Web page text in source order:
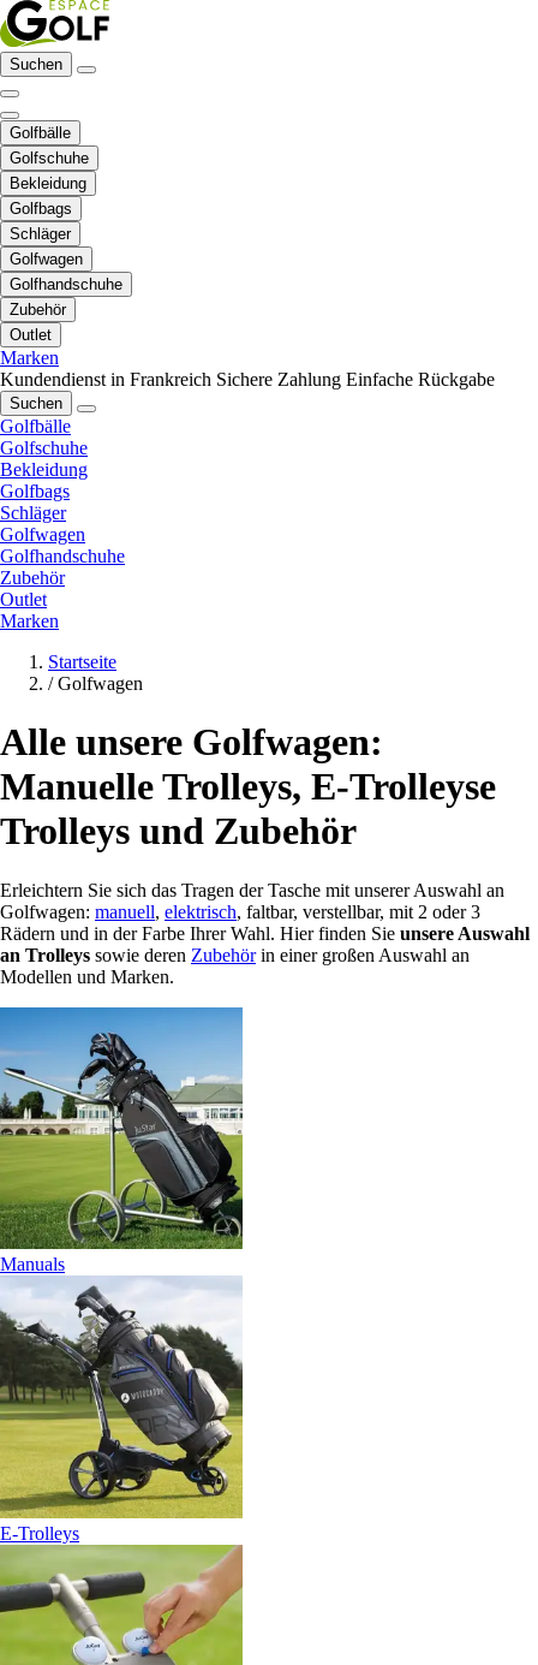
Suchen
Golfbälle
Golfschuhe
Bekleidung
Golfbags
Schläger
Golfwagen
Golfhandschuhe
Zubehör
Outlet
Marken
Kundendienst in Frankreich Sichere Zahlung Einfache Rückgabe
Suchen
Golfbälle
Golfschuhe
Bekleidung
Golfbags
Schläger
Golfwagen
Golfhandschuhe
Zubehör
Outlet
Marken
Startseite
/ Golfwagen
Alle unsere Golfwagen:
Manuelle Trolleys, E-Trolleyse
Trolleys und Zubehör
Erleichtern Sie sich das Tragen der Tasche mit unserer Auswahl an
Golfwagen: manuell, elektrisch, faltbar, verstellbar, mit 2 oder 3
Rädern und in der Farbe Ihrer Wahl. Hier finden Sie unsere Auswahl
an Trolleys sowie deren Zubehörin einer großen Auswahl an
Modellen und Marken.
Manuals
E-Trolleys